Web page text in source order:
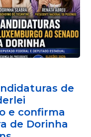
de
e confirma
de Dorinha